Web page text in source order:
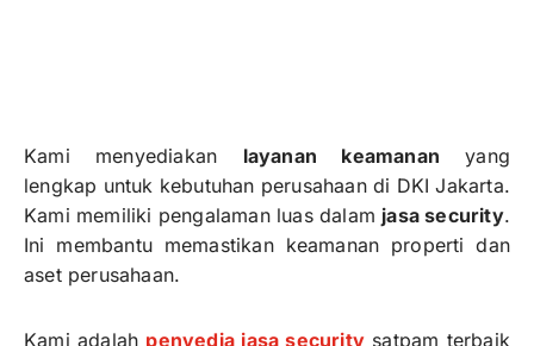
Kami menyediakan layanan keamanan yang
lengkap untuk kebutuhan perusahaan di DKI Jakarta.
Kami memiliki pengalaman luas dalam jasa security.
Ini membantu memastikan keamanan properti dan
aset perusahaan.
Kami adalah penyedia jasa securitysatpam terbaik